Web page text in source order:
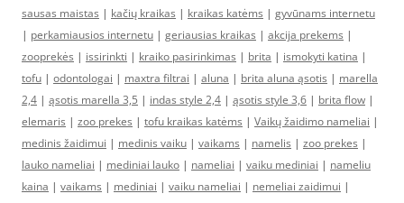
sausas maistas | kačių kraikas | kraikas katėms | gyvūnams internetu
| perkamiausios internetu | geriausias kraikas | akcija prekems |
zooprekės | issirinkti | kraiko pasirinkimas | brita | ismokyti katina |
tofu | odontologai | maxtra filtrai | aluna | brita aluna ąsotis | marella
2,4 | ąsotis marella 3,5 | indas style 2,4 | ąsotis style 3,6 | brita flow |
elemaris | zoo prekes | tofu kraikas katėms | Vaikų žaidimo nameliai |
medinis žaidimui | medinis vaiku | vaikams | namelis | zoo prekes |
lauko nameliai | mediniai lauko | nameliai | vaiku mediniai | nameliu
kaina | vaikams | mediniai | vaiku nameliai | nemeliai zaidimui |